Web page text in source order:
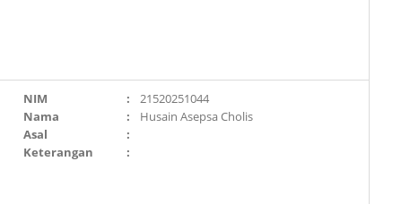
NIM :
21520251044
Nama
:
Husain Asepsa Cholis
Asal
:
Keterangan
: